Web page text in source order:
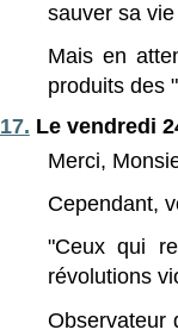
sauver sa
Mais en
produits des
17. Le vendredi
Merci,
Cependant,
"Ceux qui
révolutions
Observateur